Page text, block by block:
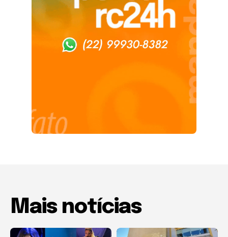
Mais notícias